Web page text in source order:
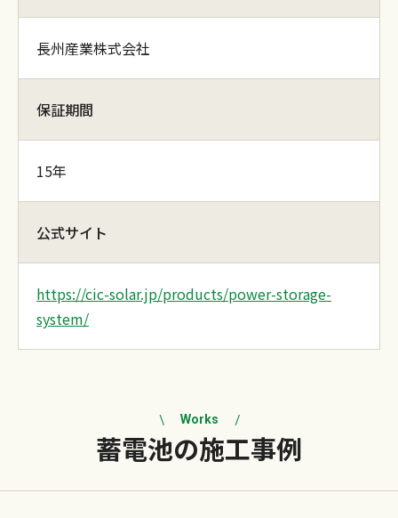
長州産業株式会社
保証期間
15年
公式サイト
https://cic-solar.jp/products/power-storage-
system/
蓄電池の施工事例
Works